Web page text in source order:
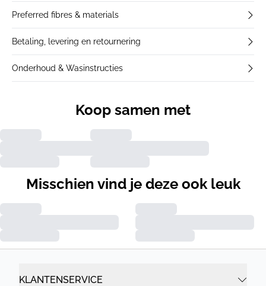
Preferred fibres & materials
Betaling, levering en retournering
Onderhoud & Wasinstructies
Koop samen met
Misschien vind je deze ook leuk
KLANTENSERVICE